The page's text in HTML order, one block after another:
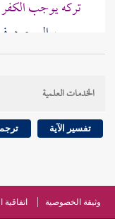
تركه يوجب
بسبب السجود
للملائكة
وكان من الكافرين
تعالى من
كقوله تعالىوحال
وأماتارك الصلاة
المسلمين ، خارج
الخدمات العلمية
تفسير الآية
وثيقة الخصوصية اتفاقية